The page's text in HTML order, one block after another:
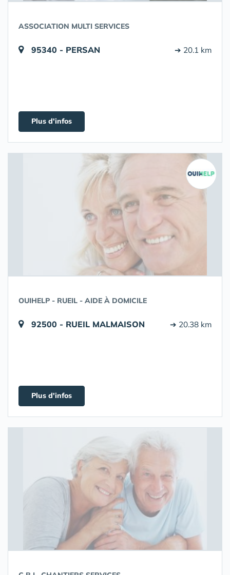
ASSOCIATION MULTI SERVICES
95340 - PERSAN ➔ 20.1 km
Plus d'infos
OUIHELP - RUEIL - AIDE À DOMICILE
92500 - RUEIL MALMAISON ➔ 20.38 km
Plus d'infos